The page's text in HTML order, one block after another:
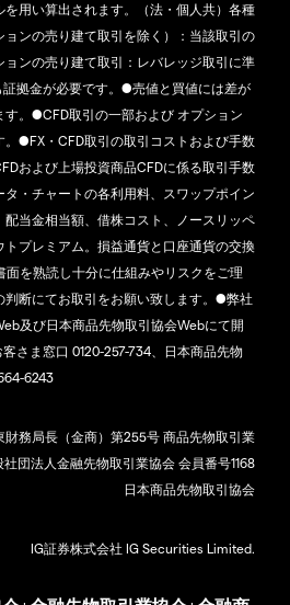
用い算出されます。（法・個人共）各種
ンの売り建て取引を除く）：当該取引の
ンの売り建て取引：レバレッジ取引に準
拠金が必要です。●売値と買値には差が
す。●CFD取引の一部および オプション
●FX・CFD取引の取引コストおよび手数
および上場投資商品CFDに係る取引手数
・チャートの各利用料、スワップポイン
配当金相当額、借株コスト、ノースリッペ
プレミアム。損益通貨と口座通貨の交換
を熟読し十分に仕組みやリスクをご理
判断にてお取引をお願い致します。●弊社
及び日本商品先物取引協会Webにて開
さま窓口 0120-257-734、日本商品先物
6243
財務局長（金商）第255号 商品先物取引業
団法人金融先物取引業協会 会員番号1168
日本商品先物取引協会
IG証券株式会社 IG Securities Limited.